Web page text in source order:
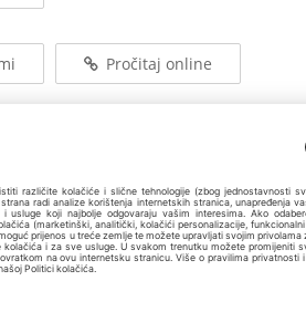
Pročitaj online